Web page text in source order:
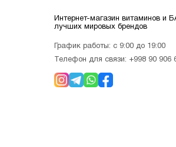
Интернет-магазин витаминов и
лучших мировых брендов
График работы: с 9:00 до 19:00
Телефон для связи: +998 90 906